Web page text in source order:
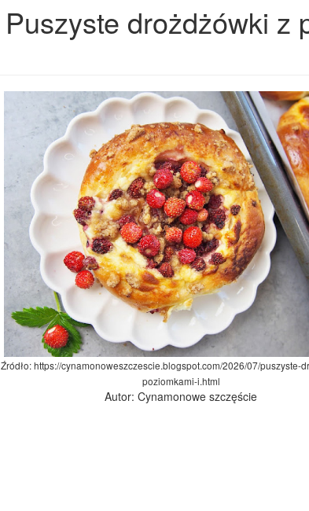
Puszyste drożdżówki z
Źródło: https://cynamonoweszczescie.blogspot.com/2026/07/puszyste-
poziomkami-i.html
Autor: Cynamonowe szczęście